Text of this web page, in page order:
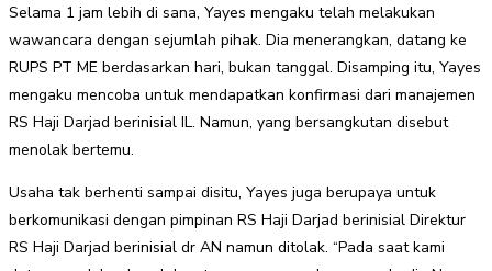
Selama 1 jam lebih di sana, Yayes mengaku telah melakukan
wawancara dengan sejumlah pihak. Dia menerangkan, datang ke
RUPS PT ME berdasarkan hari, bukan tanggal. Disamping itu, Yayes
mengaku mencoba untuk mendapatkan konfirmasi dari manajemen
RS Haji Darjad berinisial IL. Namun, yang bersangkutan disebut
menolak bertemu.
Usaha tak berhenti sampai disitu, Yayes juga berupaya untuk
berkomunikasi dengan pimpinan RS Haji Darjad berinisial Direktur
RS Haji Darjad berinisial dr AN namun ditolak. “Pada saat kami